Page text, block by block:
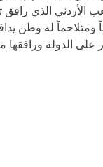
الأردني الذي
ومتلاحماً له وطن
الدولة ورافقها